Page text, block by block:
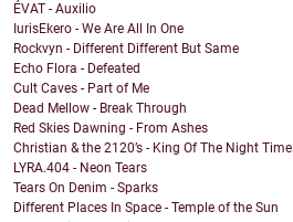
ÉVAT - Auxilio
IurisEkero - We Are All In One
Rockvyn - Different Different But Same
Echo Flora - Defeated
Cult Caves - Part of Me
Dead Mellow - Break Through
Red Skies Dawning - From Ashes
Christian & the 2120’s - King Of The Night Time
LYRA.404 - Neon Tears
Tears On Denim - Sparks
Different Places In Space - Temple of the Sun